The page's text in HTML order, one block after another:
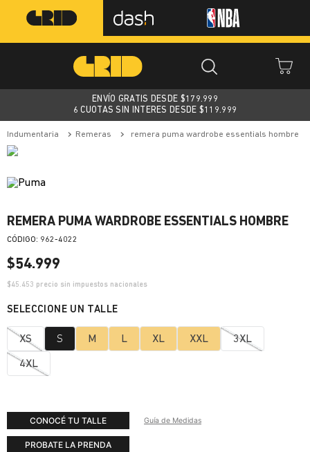
ENVÍO GRATIS DESDE $179.999
6 CUOTAS SIN INTERES DESDE $119.999
indumentaria remeras remera puma wardrobe essentials hombre
REMERA PUMA WARDROBE ESSENTIALS HOMBRE
: 962-4022
$54.999
$45.453 precio sin impuestos nacionales
XS S M L XL XXL 3XL
4XL
CONOCÉ TU TALLE Guía de Medidas
PROBATE LA PRENDA